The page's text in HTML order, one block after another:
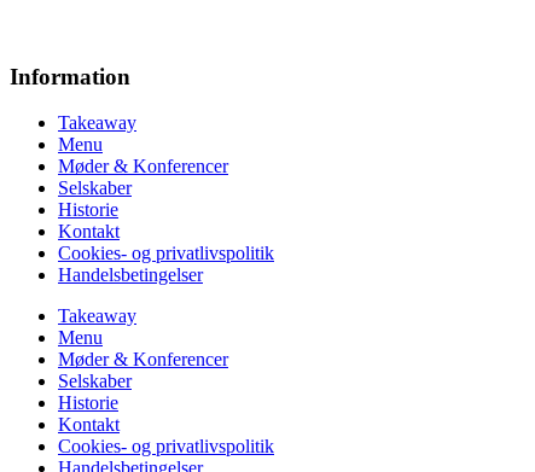
Information
Takeaway
Menu
Møder & Konferencer
Selskaber
Historie
Kontakt
Cookies- og privatlivspolitik
Handelsbetingelser
Takeaway
Menu
Møder & Konferencer
Selskaber
Historie
Kontakt
Cookies- og privatlivspolitik